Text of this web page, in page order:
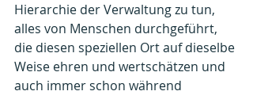
Hierarchie der Verwaltung zu tun,
alles von Menschen durchgeführt,
die diesen speziellen Ort auf dieselbe
Weise ehren und wertschätzen und
auch immer schon während